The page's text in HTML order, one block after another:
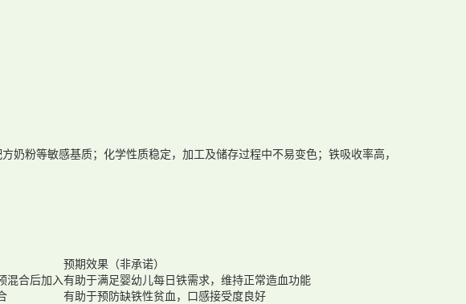
粉等敏感基质；化学性质稳定，加工及储存过程中不易变色；铁吸收率高，
预期效果（非承诺）
混合后加入有助于满足婴幼儿每日铁需求，维持正常造血功能
有助于预防缺铁性贫血，口感接受度良好